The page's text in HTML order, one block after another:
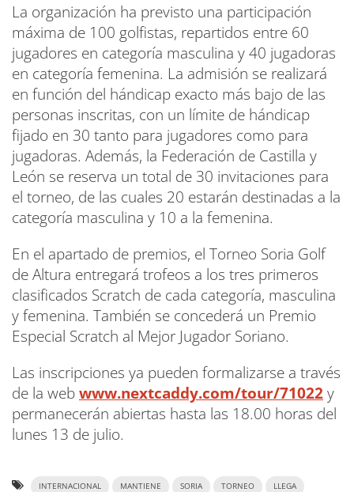
La organización ha previsto una participación
máxima de 100 golfistas, repartidos entre 60
jugadores en categoría masculina y 40 jugadoras
en categoría femenina. La admisión se realizará
en función del hándicap exacto más bajo de las
personas inscritas, con un límite de hándicap
fijado en 30 tanto para jugadores como para
jugadoras. Además, la Federación de Castilla y
León se reserva un total de 30 invitaciones para
el torneo, de las cuales 20 estarán destinadas a la
categoría masculina y 10 a la femenina.
En el apartado de premios, el Torneo Soria Golf
de Altura entregará trofeos a los tres primeros
clasificados Scratch de cada categoría, masculina
y femenina. También se concederá un Premio
Especial Scratch al Mejor Jugador Soriano.
Las inscripciones ya pueden formalizarse a través
de la webwww.nextcaddy.com/tour/71022y
permanecerán abiertas hasta las 18.00 horas del
lunes 13 de julio.
INTERNACIONAL MANTIENE SORIA TORNEO LLEGA